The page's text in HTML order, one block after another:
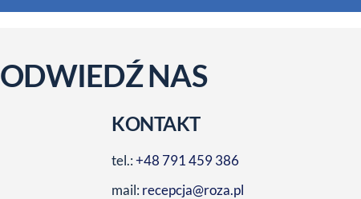
ODWIEDŹ NAS
KONTAKT
tel.:+48 791 459 386
mail: recepcja@roza.pl